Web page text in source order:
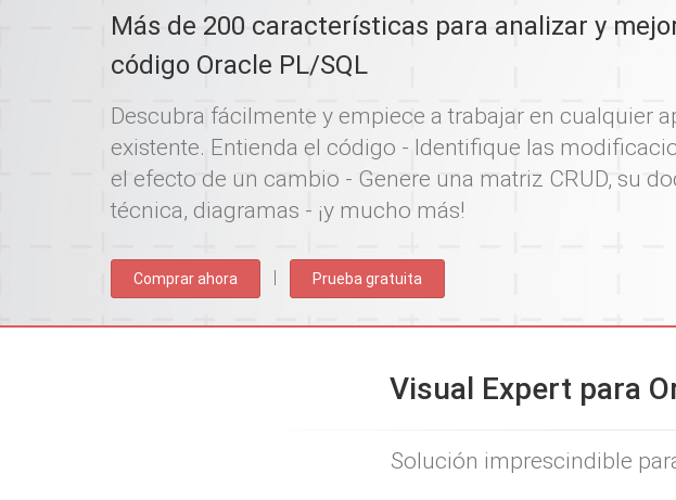
Más de 200 características para analizar y
código Oracle PL/SQL
Descubra fácilmente y empiece a trabajar en cualquier
existente. Entienda el código - Identifique las
el efecto de un cambio - Genere una matriz CRUD, su
técnica, diagramas - ¡y mucho más!
Comprar ahora Prueba gratuita
Visual Expert para
Solución imprescindible